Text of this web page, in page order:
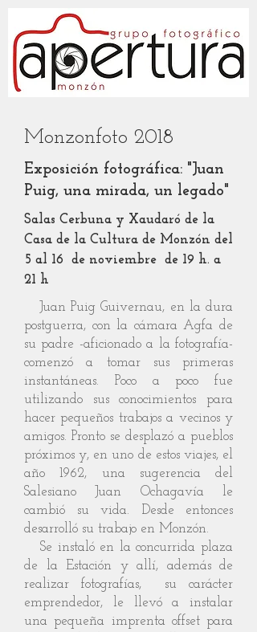
Monzonfoto 2018
Exposición fotográfica: "Juan
Puig, una mirada, un legado"
Salas Cerbuna y Xaudaró de la
Casa de la Cultura de Monzón del
5 al 16 de noviembre de 19 h. a
21 h
Juan Puig Guivernau, en la dura
postguerra, con la cámara Agfa de
su padre -aficionado a la fotografía-
comenzó a tomar sus primeras
instantáneas. Poco a poco fue
utilizando sus conocimientos para
hacer pequeños trabajos a vecinos y
amigos. Pronto se desplazó a pueblos
próximos y, en uno de estos viajes, el
año 1962, una sugerencia del
Salesiano Juan Ochagavía le
cambió su vida. Desde entonces
desarrolló su trabajo en Monzón.
Se instaló en la concurrida plaza
de la Estación y allí, además de
realizar fotografías, su carácter
emprendedor, le llevó a instalar
una pequeña imprenta offset para